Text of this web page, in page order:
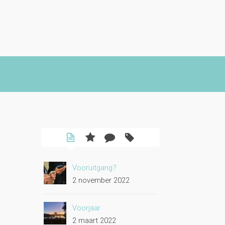
Vooruitgang?
2 november 2022
Voorjaar
2 maart 2022